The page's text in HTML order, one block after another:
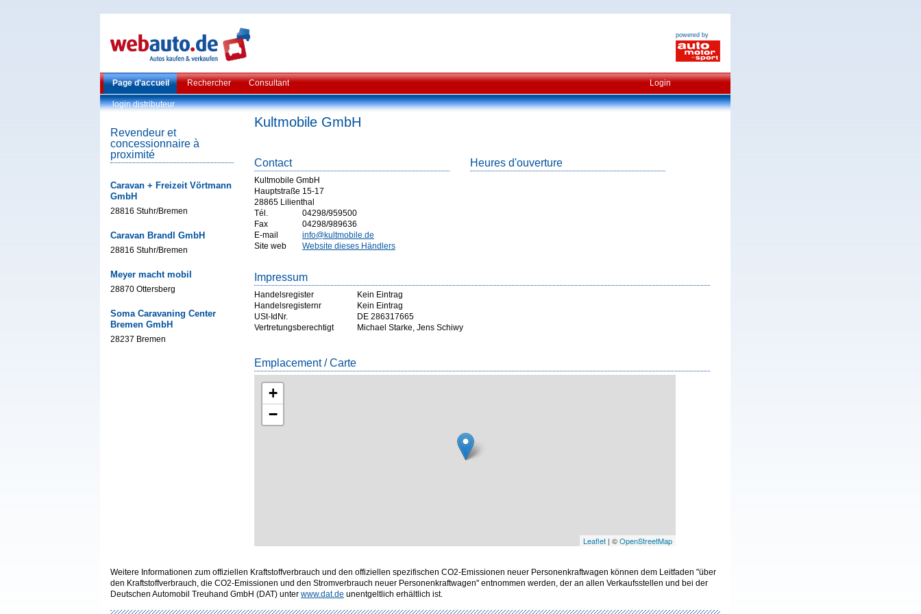
powered by
Page d'accueil Rechercher Consultant Login
login distributeur
Revendeur et
concessionnaire à
proximité
Caravan + Freizeit Vörtmann
GmbH
28816 Stuhr/Bremen
Caravan Brandl GmbH
28816 Stuhr/Bremen
Meyer macht mobil
28870 Ottersberg
Soma Caravaning Center
Bremen GmbH
28237 Bremen
Kultmobile GmbH
Contact
Kultmobile GmbH
Hauptstraße 15-17
28865 Lilienthal
Tél.
04298/959500
Fax
04298/989636
E-mail
info@kultmobile.de
Site web
Website dieses Händlers
Heures d'ouverture
Impressum
Handelsregister
Kein Eintrag
Handelsregisternr
Kein Eintrag
USt-IdNr.
DE 286317665
Vertretungsberechtigt
Michael Starke, Jens Schiwy
Emplacement / Carte
+
−
Leaflet | ©OpenStreetMap
Weitere Informationen zum offiziellen Kraftstoffverbrauch und den offiziellen spezifischen CO2-Emissionen neuer Personenkraftwagen können dem Leitfaden "über
den Kraftstoffverbrauch, die CO2-Emissionen und den Stromverbrauch neuer Personenkraftwagen" entnommen werden, der an allen Verkaufsstellen und bei der
Deutschen Automobil Treuhand GmbH (DAT) unter www.dat.de unentgeltlich erhältlich ist.